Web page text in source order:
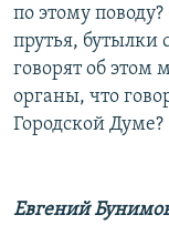
по этому
прутья, бутылки
говорят об этом
органы, что
Городской Думе?
Евгений